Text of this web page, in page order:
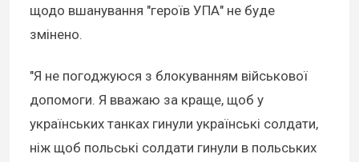
щодо вшанування "героїв УПА" не буде
змінено.
"Я не погоджуюся з блокуванням військової
допомоги. Я вважаю за краще, щоб у
українських танках гинули українські солдати,
ніж щоб польські солдати гинули в польських